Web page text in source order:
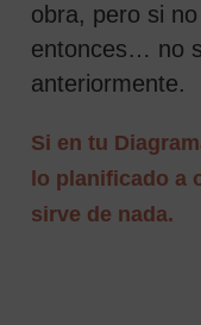
obra, pero si
entonces… no
anteriormente.
Si en tu
lo planificado a
sirve de nada.